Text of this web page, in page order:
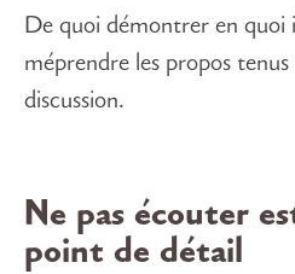
De quoi démontrer en quoi
méprendre les propos
discussion.
Ne pas écouter
point de détail